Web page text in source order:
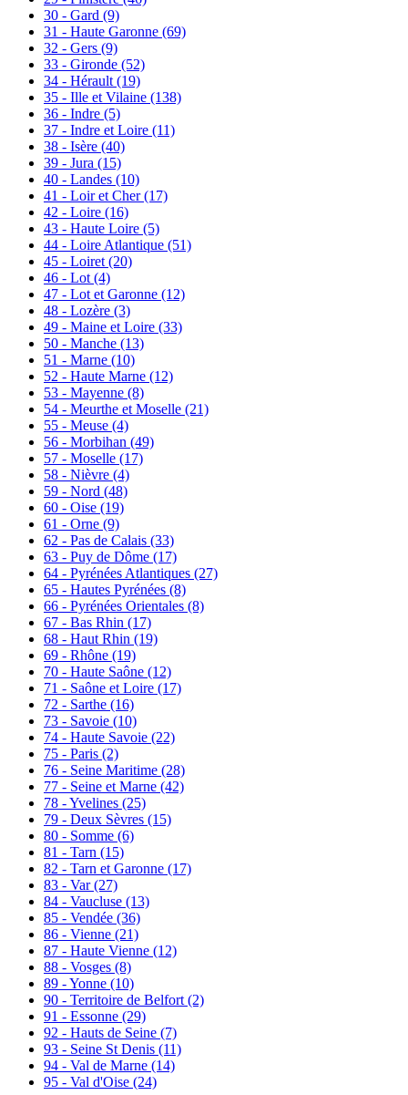
30 - Gard (9)
31 - Haute Garonne (69)
32 - Gers (9)
33 - Gironde (52)
34 - Hérault (19)
35 - Ille et Vilaine (138)
36 - Indre (5)
37 - Indre et Loire (11)
38 - Isère (40)
39 - Jura (15)
40 - Landes (10)
41 - Loir et Cher(17)
42 - Loire (16)
43 - Haute Loire (5)
44 - Loire Atlantique (51)
45 - Loiret (20)
46 - Lot (4)
47 - Lot et Garonne (12)
48 - Lozère (3)
49 - Maine et Loire (33)
50 - Manche (13)
51 - Marne (10)
52 - Haute Marne (12)
53 - Mayenne (8)
54 - Meurthe et Moselle (21)
55 - Meuse (4)
56 - Morbihan (49)
57 - Moselle (17)
58 - Nièvre (4)
59 - Nord (48)
60 - Oise (19)
61 - Orne (9)
62 - Pas de Calais (33)
63 - Puy de Dôme (17)
64 - Pyrénées Atlantiques (27)
65 - Hautes Pyrénées (8)
66 - Pyrénées Orientales (8)
67 - Bas Rhin (17)
68 - Haut Rhin (19)
69 - Rhône (19)
70 - Haute Saône (12)
71 - Saône et Loire (17)
72 - Sarthe (16)
73 - Savoie (10)
74 - Haute Savoie (22)
75 - Paris (2)
76 - Seine Maritime (28)
77 - Seine et Marne (42)
78 - Yvelines (25)
79 - Deux Sèvres (15)
80 - Somme (6)
81 - Tarn (15)
82 - Tarn et Garonne (17)
83 - Var(27)
84 - Vaucluse (13)
85 - Vendée (36)
86 - Vienne (21)
87 - Haute Vienne (12)
88 - Vosges (8)
89 - Yonne (10)
90 - Territoire de Belfort (2)
91 - Essonne (29)
92 - Hauts de Seine (7)
93 - Seine St Denis (11)
94 - Val de Marne (14)
95 - Val d'Oise (24)